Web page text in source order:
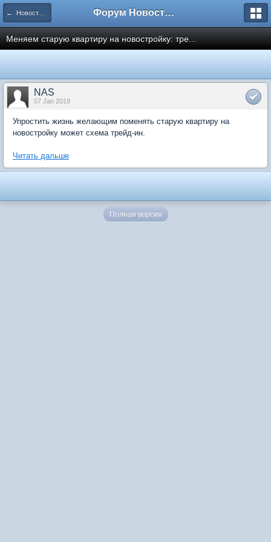
← Новости рынка недвижимости Форум Новостройки
Меняем старую квартиру на новостройку: тре...
NAS
07 Jan 2019
Упростить жизнь желающим поменять старую квартиру на
новостройку может схема трейд-ин.
Читать дальше
Полная версия